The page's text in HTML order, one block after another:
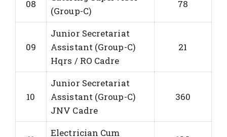
08
(Group-C)
78
09
Junior Secretariat
Assistant (Group-C)
Hqrs / RO Cadre
21
10
Junior Secretariat
Assistant (Group-C)
JNV Cadre
360
Electrician Cum